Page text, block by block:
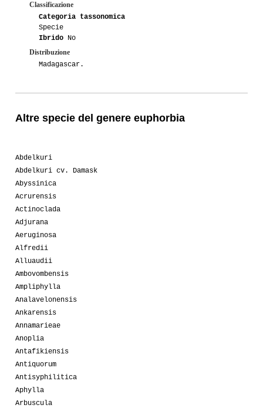
Classificazione
Categoria tassonomica
Specie
Ibrido No
Distribuzione
Madagascar.
Altre specie del genere euphorbia
Abdelkuri
Abdelkuri cv. Damask
Abyssinica
Acrurensis
Actinoclada
Adjurana
Aeruginosa
Alfredii
Alluaudii
Ambovombensis
Ampliphylla
Analavelonensis
Ankarensis
Annamarieae
Anoplia
Antafikiensis
Antiquorum
Antisyphilitica
Aphylla
Arbuscula